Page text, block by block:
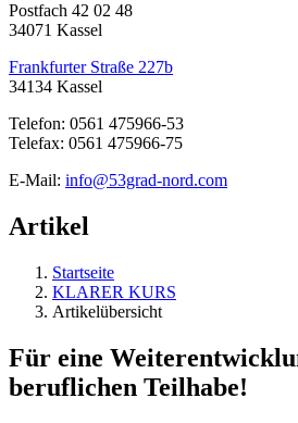
Postfach 42 02 48
34071 Kassel
Frankfurter Straße 227b
34134 Kassel
Telefon: 0561 475966-53
Telefax: 0561 475966-75
E-Mail: info@53grad-nord.com
Artikel
Startseite
KLARER KURS
Artikelübersicht
Für eine
beruflichen Teilhabe!